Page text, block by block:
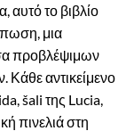
αυτό το βιβλίο
μια
προβλέψιμων
αντικείμενο
šali της Lucia,
πινελιά στη